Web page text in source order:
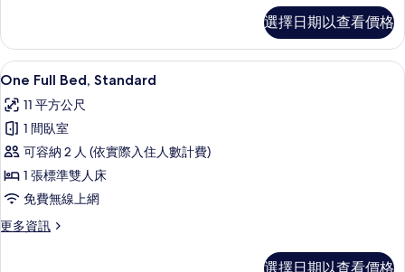
片
Beds,
Standard
的
情
選擇日期以查看價格
顯
示
One
Full
Bed,
Standard
的
所
One Full Bed, Standard | 客房內保
5
One Full Bed, Standard
11 平方公尺
1 間臥室
可容納 2 人 (依實際入住人數計費)
1 張標準雙人床
免費無線上網
更多資訊
更
選擇日期以查看價格